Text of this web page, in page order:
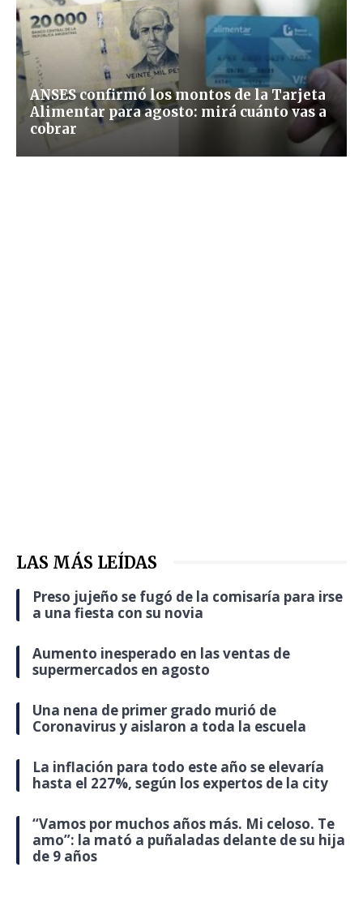
ANSES confirmó los montos de la Tarjeta
Alimentar para agosto: mirá cuánto vas a
cobrar
LAS MÁS LEÍDAS
Preso jujeño se fugó de la comisaría para irse
a una fiesta con su novia
Aumento inesperado en las ventas de
supermercados en agosto
Una nena de primer grado murió de
Coronavirus y aislaron a toda la escuela
La inflación para todo este año se elevaría
hasta el 227%, según los expertos de la city
“Vamos por muchos años más. Mi celoso. Te
amo”: la mató a puñaladas delante de su hija
de 9 años